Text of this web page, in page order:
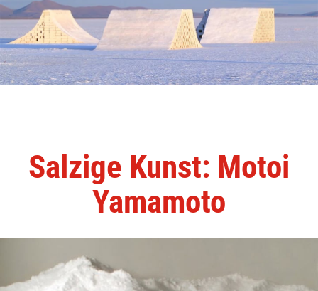
Salzige Kunst: Motoi
Yamamoto